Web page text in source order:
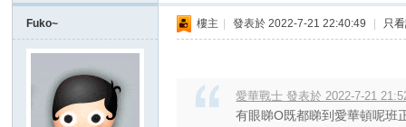
Fuko~ 樓主 發表於 2022-7-21 22:40:49 只
愛華戰士 發表於 2022-7-21
有眼睇O既都睇到愛華頓呢班